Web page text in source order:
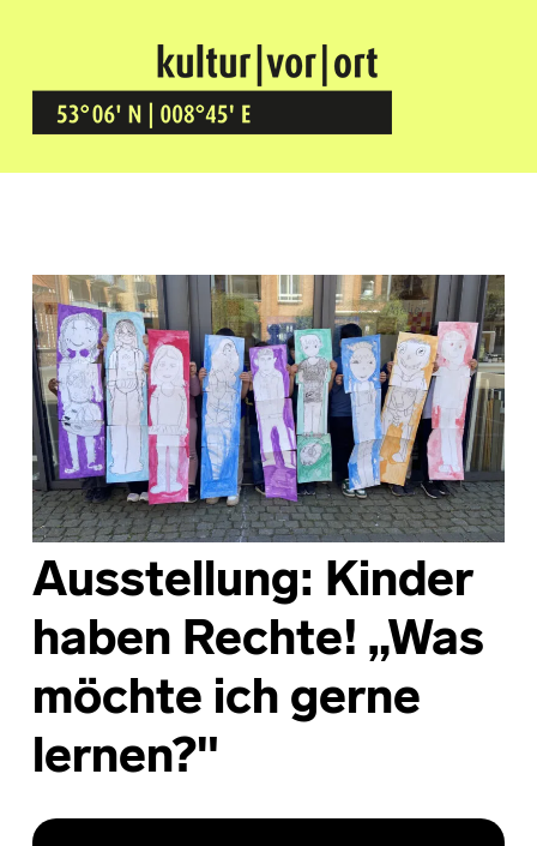
Kultur Vor Ort
BREMEN GRÖPELINGEN
Ausstellung: Kinder
haben Rechte! „Was
möchte ich gerne
lernen?"
Skip back to main navigation